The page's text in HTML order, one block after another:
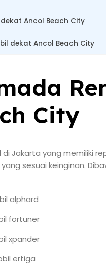
Ancol Beach City
dekat Ancol Beach City
City
Jakarta yang memiliki
sesuai keinginan.